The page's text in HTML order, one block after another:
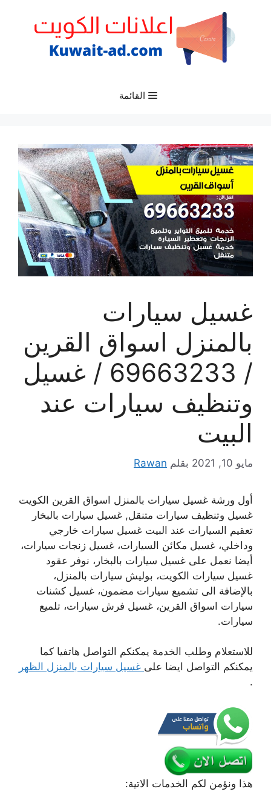
القائمة
غسيل سيارات
بالمنزل اسواق القرين
/ 69663233 / غسيل
وتنظيف سيارات عند
البيت
مايو 10, 2021 بقلم Rawan
أول ورشة غسيل سيارات بالمنزل اسواق القرين الكويت
غسيل وتنظيف سيارات متنقل, غسيل سيارات بالبخار
تعقيم السيارات عند البيت غسيل سيارات خارجي
وداخلي، غسيل مكائن السيارات، غسيل زنجات سيارات،
أيضا نعمل على غسيل سيارات بالبخار، نوفر عقود
غسيل سيارات الكويت، بوليش سيارات بالمنزل،
بالإضافة الى تشميع سيارات مضمون، غسيل كشنات
سيارات اسواق القرين، غسيل فرش سيارات، تلميع
سيارات.
للاستعلام وطلب الخدمة يمكنكم التواصل هاتفيا كما
يمكنكم التواصل ايضا على غسيل سيارات بالمنزل الظهر
.
هذا ونؤمن لكم الخدمات الاتية: